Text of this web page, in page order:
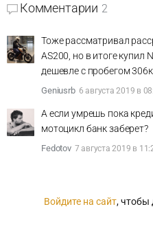
Комментарии 2
Тоже рассматривал
AS200, но в итоге купил
дешевле с пробегом
Geniusrb 6 августа 2019 в
А если умрешь пока
мотоцикл банк заберет?
Fedotov 7 августа 2019 в
Войдите на сайт, чтобы